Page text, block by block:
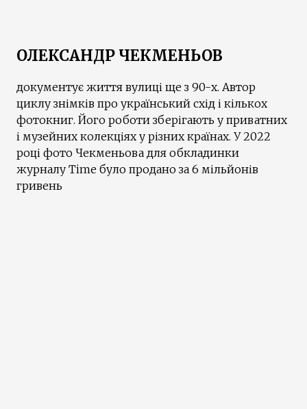
ОЛЕКСАНДР ЧЕКМЕНЬОВ
документує життя вулиці ще з 90-х. Автор
циклу знімків про український схід і кількох
фотокниг. Його роботи зберігають у приватних
і музейних колекціях у різних країнах. У 2022
році фото Чекменьова для обкладинки
журналу Time було продано за 6 мільйонів
гривень